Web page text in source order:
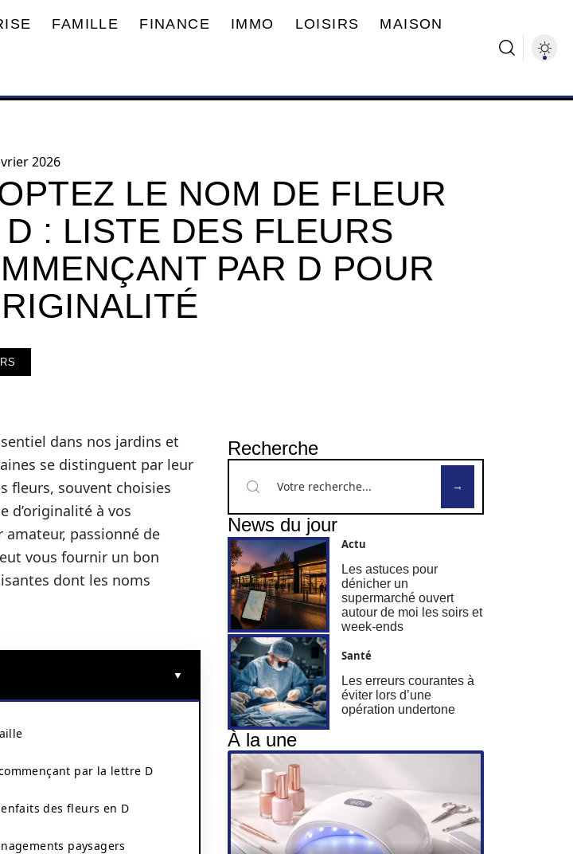
FAMILLE FINANCE IMMO LOISIRS MAISON
2026
LE NOM DE FLEUR
D : LISTE DES FLEURS
PAR D POUR
dans nos jardins et
se distinguent par leur
fleurs, souvent choisies
d’originalité à vos
passionné de
vous fournir un bon
dont les noms
par la lettre D
des fleurs en D
paysagers
Recherche
News du jour
Actu
Les astuces pour
dénicher un
supermarché ouvert
autour de moi les soirs et
week-ends
Santé
Les erreurs courantes à
éviter lors d’une
opération undertone
À la une